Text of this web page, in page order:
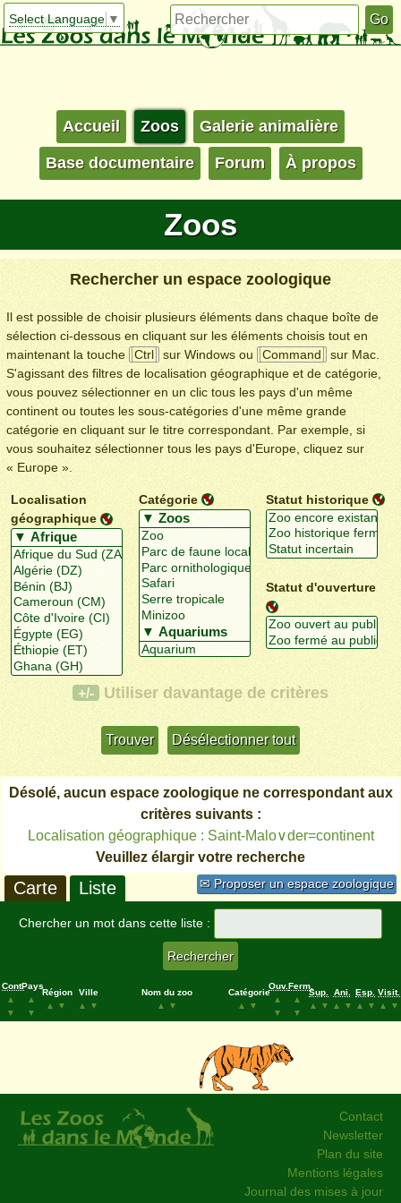
Select Language ▼
Accueil Zoos Galerie animalière
Base documentaire Forum À propos
Zoos
Rechercher un espace zoologique
Il est possible de choisir plusieurs éléments dans chaque boîte de
sélection ci-dessous en cliquant sur les éléments choisis tout en
maintenant la touche
Ctrl sur Windows ou Command
sur Mac.
S'agissant des filtres de localisation géographique et de catégorie,
vous pouvez sélectionner en un clic tous les pays d'un même
continent ou toutes les sous-catégories d'une même grande
catégorie en cliquant sur le titre correspondant. Par exemple, si
vous souhaitez sélectionner tous les pays d'Europe, cliquez sur
« Europe ».
Localisation
géographique
Catégorie Statut historique
Statut d'ouverture
+/- Utiliser davantage de critères
Désolé, aucun espace zoologique ne correspondant aux
critères suivants :
Localisation géographique : Saint-Malo∨der=continent
Veuillez élargir votre recherche
✉ Proposer un espace zoologique
Carte Liste
Chercher un mot dans cette liste :
Cont.
▲
▼
Pays
▲
▼
Région
▲
▼
Ville
▲
▼
Nom du zoo
▲
▼
Catégorie
▲
▼
Ouv.
▲
▼
Ferm.
▲
▼
Sup.
▲
▼
Ani.
▲
▼
Esp.
▲
▼
Visit.
▲
▼
Contact
Newsletter
Plan du site
Mentions légales
Journal des mises à jour